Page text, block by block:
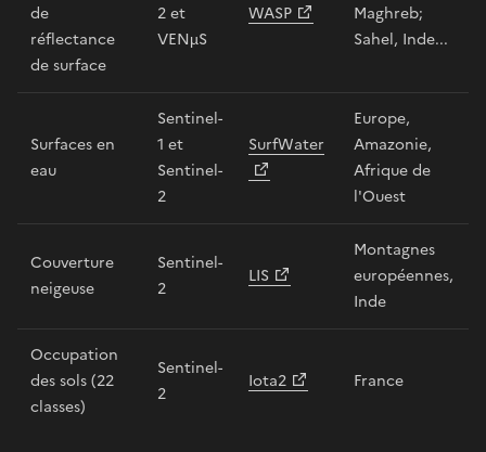
de
réflectance
de surface
2 et
VENµS
WASP
Maghreb;
Sahel, Inde...
Surfaces en
eau
Sentinel-
1 et
Sentinel-
2
SurfWater
Europe,
Amazonie,
Afrique de
l'Ouest
Couverture
neigeuse
Sentinel-
2
LIS
Montagnes
européennes,
Inde
Occupation
des sols (22
classes)
Sentinel-
2
Iota2 France